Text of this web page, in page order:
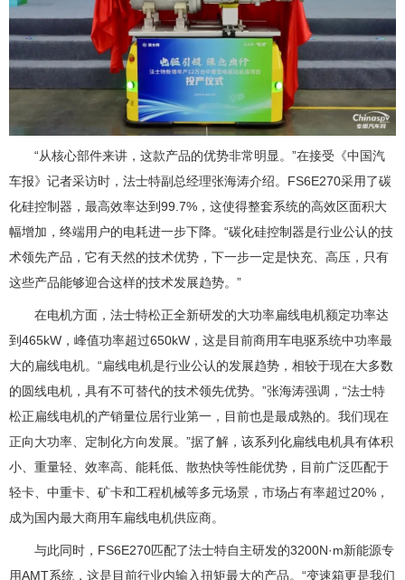
“从核心部件来讲，这款产品的优势非常明显。”在接受《中国汽
车报》记者采访时，法士特副总经理张海涛介绍。FS6E270采用了碳
化硅控制器，最高效率达到99.7%，这使得整套系统的高效区面积大
幅增加，终端用户的电耗进一步下降。“碳化硅控制器是行业公认的技
术领先产品，它有天然的技术优势，下一步一定是快充、高压，只有
这些产品能够迎合这样的技术发展趋势。”
在电机方面，法士特松正全新研发的大功率扁线电机额定功率达
到465kW，峰值功率超过650kW，这是目前商用车电驱系统中功率最
大的扁线电机。“扁线电机是行业公认的发展趋势，相较于现在大多数
的圆线电机，具有不可替代的技术领先优势。”张海涛强调，“法士特
松正扁线电机的产销量位居行业第一，目前也是最成熟的。我们现在
正向大功率、定制化方向发展。”据了解，该系列化扁线电机具有体积
小、重量轻、效率高、能耗低、散热快等性能优势，目前广泛匹配于
轻卡、中重卡、矿卡和工程机械等多元场景，市场占有率超过20%，
成为国内最大商用车扁线电机供应商。
与此同时，FS6E270匹配了法士特自主研发的3200N·m新能源专
用AMT系统，这是目前行业内输入扭矩最大的产品。“变速箱更是我们